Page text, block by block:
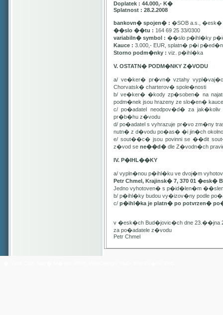
Doplatek : 44.000,- K�
Splatnost : 28.2.2008
bankovn� spojen� : �SOB a.s., �esk�
��slo ��tu : 164 69 25 33/0300
variabiln� symbol : ��slo p�ihl�ky
Kauce : 3.000,- EUR, splatn� p�i
Storno podm�nky : viz. p�ihl�ka
V. OSTATN� PODM�NKY Z�VODU
a/ ve�ker� pr�vn� vztahy
Chorvatsk� charterov� spole�nosti
b/ ve�ker� �kody zp�soben� na
podm�nek jsou hrazeny ze slo�en� kauce
c/ po�adatel neodpov�d� za
pr�b�hu z�vodu
d/ po�adatel s vyhrazuje pr�vo zm�ny
nutn� z d�vodu po�as� �i jin�ch
e/ sout��c� jsou povinni se ��dit
z�vod se ne��d� dle Z�vodn�ch
IV. P�IHL��KY
a/ vypln�nou p�ihl�ku ve dvoj�m
Petr Chmel, Krajinsk� 7, 370 01 �esk�
Jedno vyhotoven� s p�id�len�m
b/ p�ihl�ky budou vy�izov�ny podle
c/ p�ihl�ka je platn� po potvrzen�
v �esk�ch Bud�jovic�ch dne 23.��jna
za po�adatele z�vodu
Petr Chmel